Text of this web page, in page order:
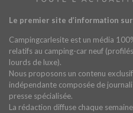
Le premier site d’information
Campingcarlesite est un média
relatifs au camping-car neuf
lourds de luxe).
Nous proposons un contenu
indépendante composée de
presse spécialisée.
La rédaction diffuse chaque